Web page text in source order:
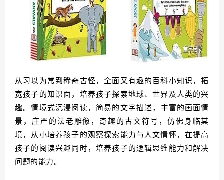
从习以为常到稀奇古怪，全面又有趣的百科小知识，拓
宽孩子的知识面，培养孩子探索地球、世界及人类的兴
趣。情境式沉浸阅读，简易的文字描述，丰富的画面情
景，庄严的法老雕像，奇趣的古文符号，仿佛身临其
境，从小培养孩子的观察探索能力与人文情怀，在提高
孩子的阅读兴趣同时，培养孩子的逻辑思维能力和解决
问题的能力。